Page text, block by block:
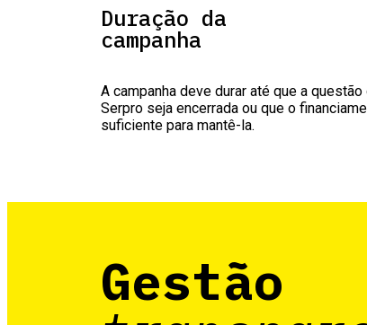
Duração da
campanha
A campanha deve durar até que a
Serpro seja encerrada ou que o
suficiente para mantê-la.
Gestão